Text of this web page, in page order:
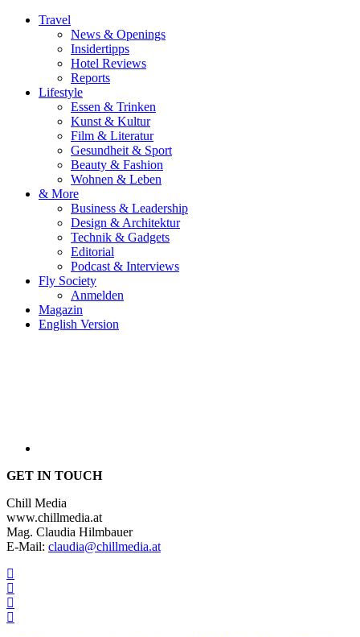
Travel
News & Openings
Insidertipps
Hotel Reviews
Reports
Lifestyle
Essen & Trinken
Kunst & Kultur
Film & Literatur
Gesundheit & Sport
Beauty & Fashion
Wohnen & Leben
& More
Business & Leadership
Design & Architektur
Technik & Gadgets
Editorial
Podcast & Interviews
Fly Society
Anmelden
Magazin
English Version
GET IN TOUCH
Chill Media
www.chillmedia.at
Mag. Claudia Hilmbauer
E-Mail: claudia@chillmedia.at